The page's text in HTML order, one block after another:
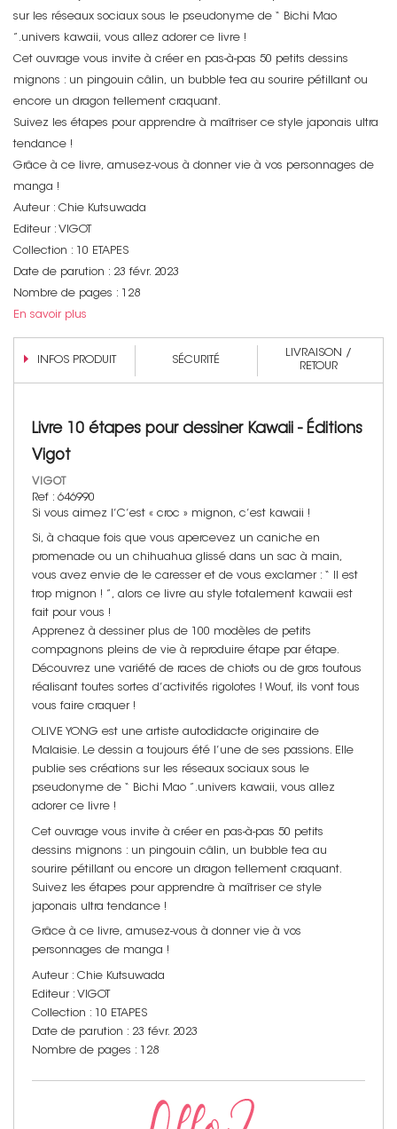
sur les réseaux sociaux sous le pseudonyme de “ Bichi Mao
”.univers kawaii, vous allez adorer ce livre !
Cet ouvrage vous invite à créer en pas-à-pas 50 petits dessins
mignons : un pingouin câlin, un bubble tea au sourire pétillant ou
encore un dragon tellement craquant.
Suivez les étapes pour apprendre à maîtriser ce style japonais ultra
tendance !
Grâce à ce livre, amusez-vous à donner vie à vos personnages de
manga !
Auteur : Chie Kutsuwada
Editeur : VIGOT
Collection : 10 ETAPES
Date de parution : 23 févr. 2023
Nombre de pages : 128
En savoir plus
INFOS PRODUIT SÉCURITÉ
LIVRAISON /
RETOUR
Livre 10 étapes pour dessiner Kawaii - Éditions
Vigot
VIGOT
Ref : 646990
Si vous aimez l’C’est « croc » mignon, c’est kawaii !
Si, à chaque fois que vous apercevez un caniche en
promenade ou un chihuahua glissé dans un sac à main,
vous avez envie de le caresser et de vous exclamer : “ Il est
trop mignon ! ”, alors ce livre au style totalement kawaii est
fait pour vous !
Apprenez à dessiner plus de 100 modèles de petits
compagnons pleins de vie à reproduire étape par étape.
Découvrez une variété de races de chiots ou de gros toutous
réalisant toutes sortes d’activités rigolotes ! Wouf, ils vont tous
vous faire craquer !
OLIVE YONG est une artiste autodidacte originaire de
Malaisie. Le dessin a toujours été l’une de ses passions. Elle
publie ses créations sur les réseaux sociaux sous le
pseudonyme de “ Bichi Mao ”.univers kawaii, vous allez
adorer ce livre !
Cet ouvrage vous invite à créer en pas-à-pas 50 petits
dessins mignons : un pingouin câlin, un bubble tea au
sourire pétillant ou encore un dragon tellement craquant.
Suivez les étapes pour apprendre à maîtriser ce style
japonais ultra tendance !
Grâce à ce livre, amusez-vous à donner vie à vos
personnages de manga !
Auteur : Chie Kutsuwada
Editeur : VIGOT
Collection : 10 ETAPES
Date de parution : 23 févr. 2023
Nombre de pages : 128